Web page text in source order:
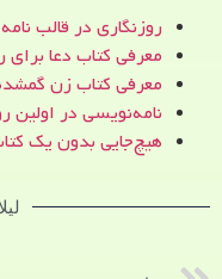
روزنگاری در قالب نامه
معرفی کتاب دعا برای
معرفی کتاب زن‌
نامه‌نویسی در اولین
هیچ‌جایی بدون یک